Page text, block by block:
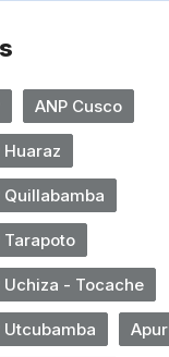
ANP Cusco
Huaraz
Quillabamba
Tarapoto
Uchiza - Tocache
Utcubamba